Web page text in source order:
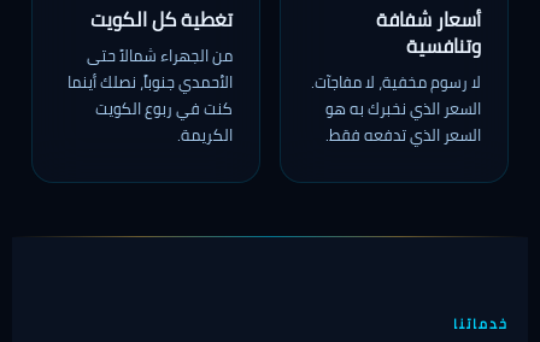
أسعار شفافة
وتنافسية
لا رسوم مخفية، لا مفاجآت.
السعر الذي نخبرك به هو
السعر الذي تدفعه فقط.
تغطية كل الكويت
من الجهراء شمالاً حتى
الأحمدي جنوباً، نصلك أينما
كنت في ربوع الكويت
الكريمة.
خدماتنا